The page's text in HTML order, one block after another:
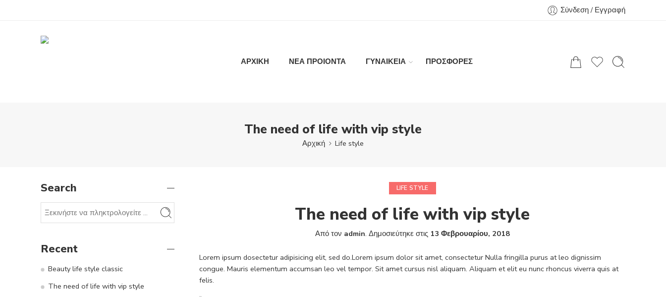
Σύνδεση / Εγγραφή
ΑΡΧΙΚΗ ΝΕΑ ΠΡΟΙΟΝΤΑ ΓΥΝΑΙΚΕΙΑ ΠΡΟΣΦΟΡΕΣ
The need of life with vip style
Αρχική Life style
LIFE STYLE
The need of life with vip style
Από τον admin. Δημοσιεύτηκε στις 13 Φεβρουαρίου, 2018
Lorem ipsum dosectetur adipisicing elit, sed do.Lorem ipsum dolor sit amet, consectetur Nulla fringilla purus at leo dignissim
congue. Mauris elementum accumsan leo vel tempor. Sit amet cursus nisl aliquam. Aliquam et elit eu nunc rhoncus viverra quis at
felis.
Search
Recent
Beauty life style classic
The need of life with vip style